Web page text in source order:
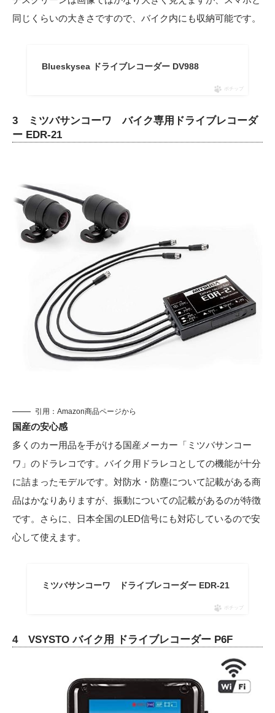
同じくらいの大きさですので、バイク内にも収納可能です。
Blueskysea ドライブレコーダー DV988
ポチップ
3 ミツバサンコーワ バイク専用ドライブレコーダ
ー EDR-21
引用： Amazon商品ページから
国産の安心感
多くのカー用品を手がける国産メーカー「ミツバサンコー
ワ」のドラレコです。バイク用ドラレコとしての機能が十分
に詰まったモデルです。対防水・防塵について記載がある商
品はかなりありますが、振動についての記載があるのが特徴
です。さらに、日本全国のLED信号にも対応しているので安
心して使えます。
ミツバサンコーワ ドライブレコーダー EDR-21
ポチップ
4 VSYSTO バイク用 ドライブレコーダー P6F